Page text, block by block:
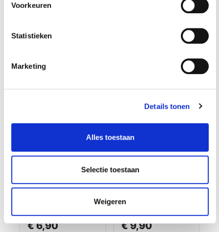
Voorkeuren
Statistieken
Marketing
Details tonen
Alles toestaan
Selectie toestaan
Weigeren
gereedschapswage
Incl. BTW / Excl.
gereedschapswage
spuitbus
€ 6,90
Magnetische
2 spuitbussen
€ 9,90